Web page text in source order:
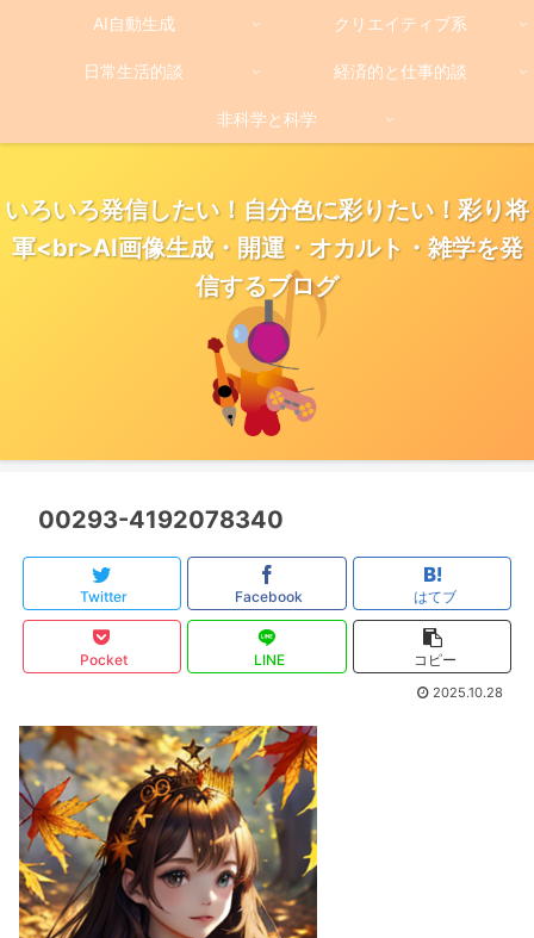
いろいろ発信したい！自分色に彩りたい！彩り将
軍<br>AI画像生成・開運・オカルト・雑学を発
信するブログ
AI自動生成 クリエイティブ系
日常生活的談 経済的と仕事的談
非科学と科学
00293-4192078340
Twitter Facebook はてブ
Pocket LINE コピー
2025.10.28